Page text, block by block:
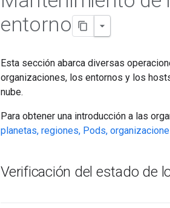
entorno
Esta sección abarca diversas
organizaciones, los entornos y los
nube.
Para obtener una introducción a las
planetas, regiones, Pods,
Verificación del estado de